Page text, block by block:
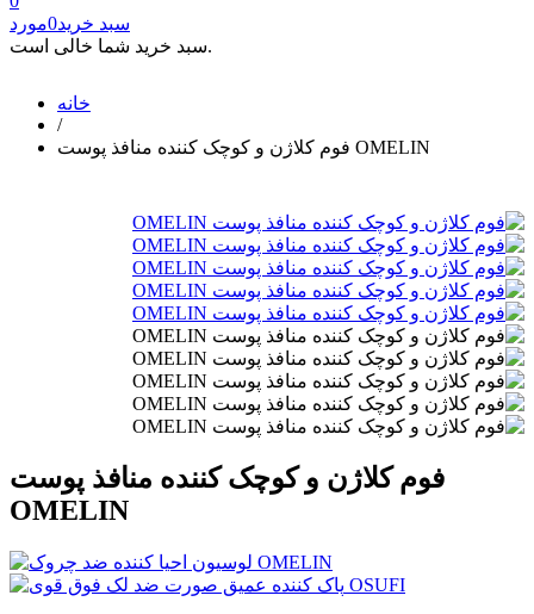
سبد خرید0مورد
سبد خرید شما خالی است.
خانه
/
فوم کلاژن و کوچک کننده منافذ پوست OMELIN
فوم کلاژن و کوچک کننده منافذ پوست
OMELIN